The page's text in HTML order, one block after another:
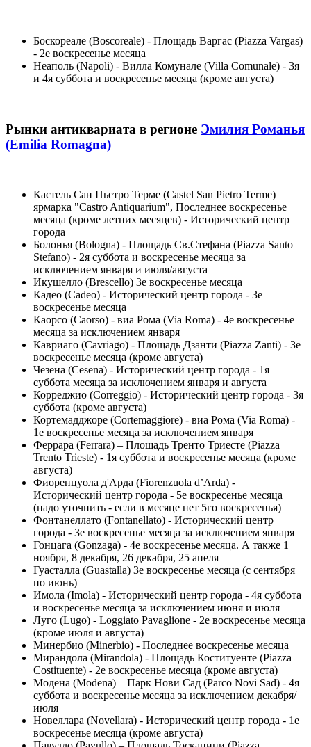
Боскореале (Boscoreale) - Площадь Варгас (Piazza Vargas)
- 2е воскресенье месяца
Неаполь (Napoli) - Вилла Комунале (Villa Comunale) - 3я
и 4я суббота и воскресенье месяца (кроме августа)
Рынки антиквариата в регионе Эмилия Романья
(Emilia Romagna)
Кастель Сан Пьетро Терме (Castel San Pietro Terme)
ярмарка "Castro Antiquarium", Последнее воскресенье
месяца (кроме летних месяцев) - Исторический центр
города
Болонья (Bologna) - Площадь Св.Стефана (Piazza Santo
Stefano) - 2я суббота и воскресенье месяца за
исключением января и июля/августа
Икушелло (Brescello) 3е воскресенье месяца
Кадео (Cadeo) - Исторический центр города - 3е
воскресенье месяца
Каорсо (Caorso) - виа Рома (Via Roma) - 4е воскресенье
месяца за исключением января
Кавриаго (Cavriago) - Площадь Дзанти (Piazza Zanti) - 3е
воскресенье месяца (кроме августа)
Чезена (Cesena) - Исторический центр города - 1я
суббота месяца за исключением января и августа
Корреджио (Correggio) - Исторический центр города - 3я
суббота (кроме августа)
Кортемадджоре (Cortemaggiore) - виа Рома (Via Roma) -
1е воскресенье месяца за исключением января
Феррара (Ferrara) – Площадь Тренто Триесте (Piazza
Trento Trieste) - 1я суббота и воскресенье месяца (кроме
августа)
Фиоренцуола д'Арда (Fiorenzuola d’Arda) -
Исторический центр города - 5е воскресенье месяца
(надо уточнить - если в месяце нет 5го воскресенья)
Фонтанеллато (Fontanellato) - Исторический центр
города - 3е воскресенье месяца за исключением января
Гонцага (Gonzaga) - 4е воскресенье месяца. А также 1
ноября, 8 декабря, 26 декабря, 25 апеля
Гуасталла (Guastalla) 3е воскресенье месяца (с сентября
по июнь)
Имола (Imola) - Исторический центр города - 4я суббота
и воскресенье месяца за исключением июня и июля
Луго (Lugo) - Loggiato Pavaglione - 2е воскресенье месяца
(кроме июля и августа)
Минербио (Minerbio) - Последнее воскресенье месяца
Мирандола (Mirandola) - Площадь Коституенте (Piazza
Costituente) - 2е воскресенье месяца (кроме августа)
Модена (Modena) – Парк Нови Сад (Parco Novi Sad) - 4я
суббота и воскресенье месяца за исключением декабря/
июля
Новеллара (Novellara) - Исторический центр города - 1е
воскресенье месяца (кроме августа)